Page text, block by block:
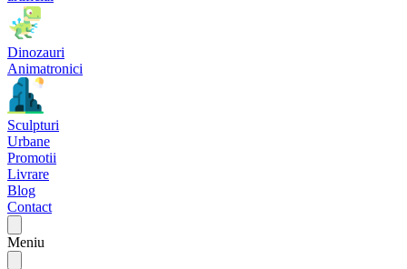
Dinozauri
Animatronici
Sculpturi
Urbane
Promotii
Livrare
Blog
Contact
Meniu